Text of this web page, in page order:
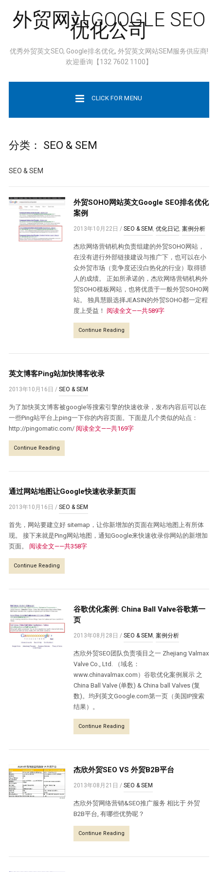
外贸网站GOOGLE SEO
优化公司
优秀外贸英文SEO, Google排名优化, 外贸英文网站SEM服务供应商!
欢迎垂询【132 7602 1100】
CLICK FOR MENU
分类： SEO & SEM
SEO & SEM
外贸SOHO网站英文Google SEO排名优化
案例
2013年10月22日 /SEO & SEM ,优化日记,案例分析
杰欣网络营销机构负责组建的外贸SOHO网站，
在没有进行外部链接建设与推广下，也可以在小
众外贸市场（竞争度还没白热化的行业）取得骄
人的成绩。 正如所承诺的，杰欣网络营销机构外
贸SOHO模板网站，也将优质于一般外贸SOHO网
站。 独具慧眼选择JEASIN的外贸SOHO都一定程
度上受益！ 阅读全文——共589字
Continue Reading
英文博客Ping站加快博客收录
2013年10月16日 / SEO & SEM
为了加快英文博客被google等搜索引擎的快速收录，发布内容后可以在
一些Ping站平台上ping一下你的内容页面。下面是几个类似的站点：
http://pingomatic.com/ 阅读全文——共169字
Continue Reading
通过网站地图让Google快速收录新页面
2013年10月16日 / SEO & SEM
首先，网站要建立好 sitemap，让你新增加的页面在网站地图上有所体
现。 接下来就是Ping网站地图，通知Google来快速收录你网站的新增加
页面。 阅读全文——共358字
Continue Reading
谷歌优化案例: China Ball Valve谷歌第一
页
2013年08月28日 /SEO & SEM ,案例分析
杰欣外贸SEO团队负责项目之一 Zhejiang Valmax
Valve Co., Ltd. （域名：
www.chinavalmax.com）谷歌优化案例展示 之
China Ball Valve (单数) & China ball Valves (复
数)。均列英文Google.com第一页（美国IP搜索
结果）。
Continue Reading
杰欣外贸SEO VS 外贸B2B平台
2013年08月21日 /SEO & SEM
杰欣外贸网络营销&SEO推广服务 相比于 外贸
B2B平台, 有哪些优势呢？
Continue Reading